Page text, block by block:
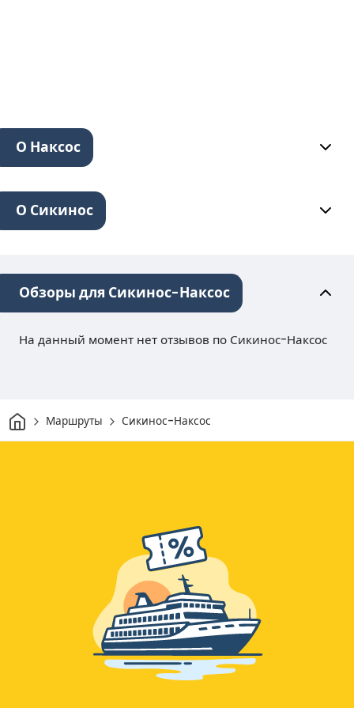
О Наксос
О Сикинос
Обзоры для Сикинос-Наксос
На данный момент нет отзывов по Сикинос-Наксос
ДомМаршруты Сикинос-Наксос